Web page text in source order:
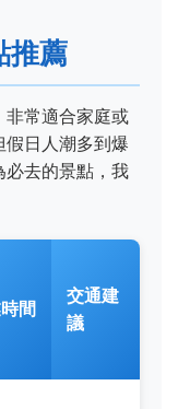
推薦
非常適合家庭或
日人潮多到爆
必去的景點，我
間
交通建
議